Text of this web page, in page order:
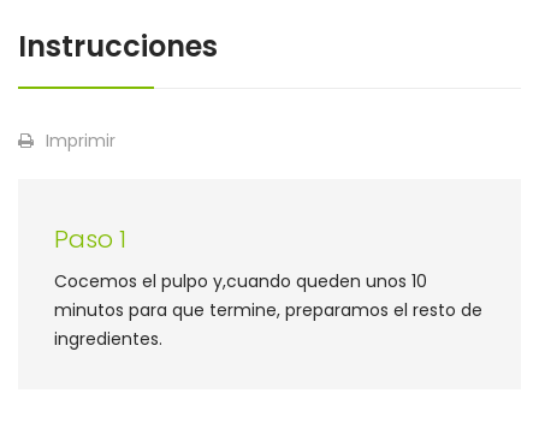
Instrucciones
Imprimir
Paso 1
Cocemos el pulpo y,cuando queden unos 10
minutos para que termine, preparamos el resto de
ingredientes.